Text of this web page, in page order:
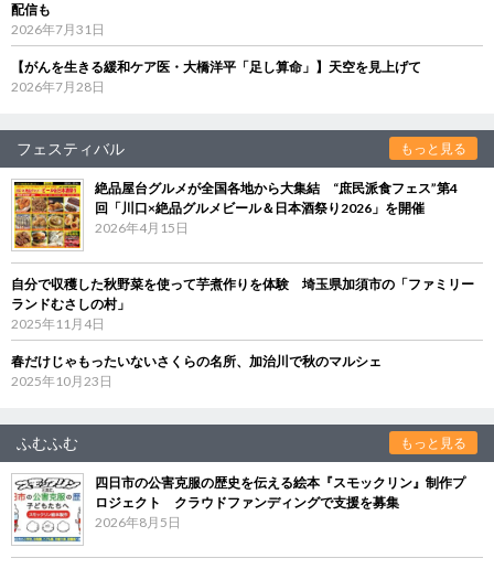
配信も
2026年7月31日
【がんを生きる緩和ケア医・大橋洋平「足し算命」】天空を見上げて
2026年7月28日
フェスティバル もっと見る
絶品屋台グルメが全国各地から大集結 “庶民派食フェス”第4
回「川口×絶品グルメビール＆日本酒祭り2026」を開催
2026年4月15日
自分で収穫した秋野菜を使って芋煮作りを体験 埼玉県加須市の「ファミリー
ランドむさしの村」
2025年11月4日
春だけじゃもったいないさくらの名所、加治川で秋のマルシェ
2025年10月23日
ふむふむ もっと見る
四日市の公害克服の歴史を伝える絵本『スモックリン』制作プ
ロジェクト クラウドファンディングで支援を募集
2026年8月5日